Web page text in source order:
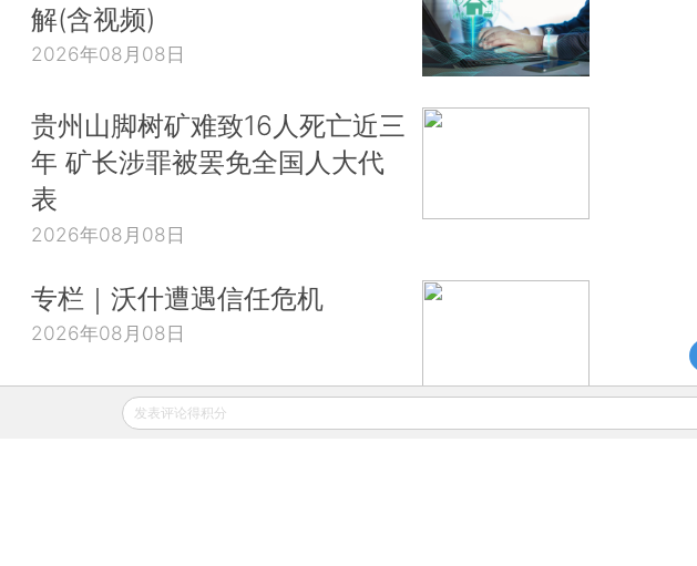
解(含视频)
2026年08月08日
贵州山脚树矿难致16人死亡近三
年 矿长涉罪被罢免全国人大代
表
2026年08月08日
专栏｜沃什遭遇信任危机
2026年08月08日
发表评论得积分